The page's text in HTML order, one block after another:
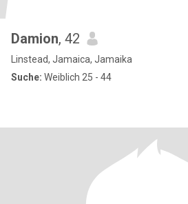
Damion, 42
Linstead, Jamaica, Jamaika
Suche: Weiblich 25 - 44